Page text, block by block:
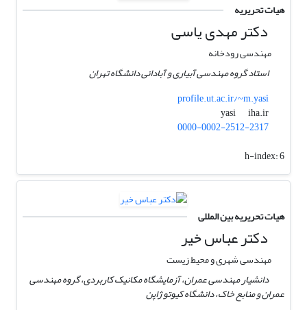
هیات تحریریه
دکتر مهدی یاسی
مهندسی رودخانه
استاد گروه مهندسی آبیاری و آبادانی دانشگاه تهران
profile.ut.ac.ir/~m.yasi
yasi
iha.ir
0000-0002-2512-2317
h-index:6
هیات تحریریه بین المللی
دکتر عباس خیر
مهندسی شهری و محیط زیست
دانشیار مهندسی عمران، آزمایشگاه مکانیک کاربردی، گروه مهندسی
عمران و منابع خاک، دانشگاه کیوتو ژاپن